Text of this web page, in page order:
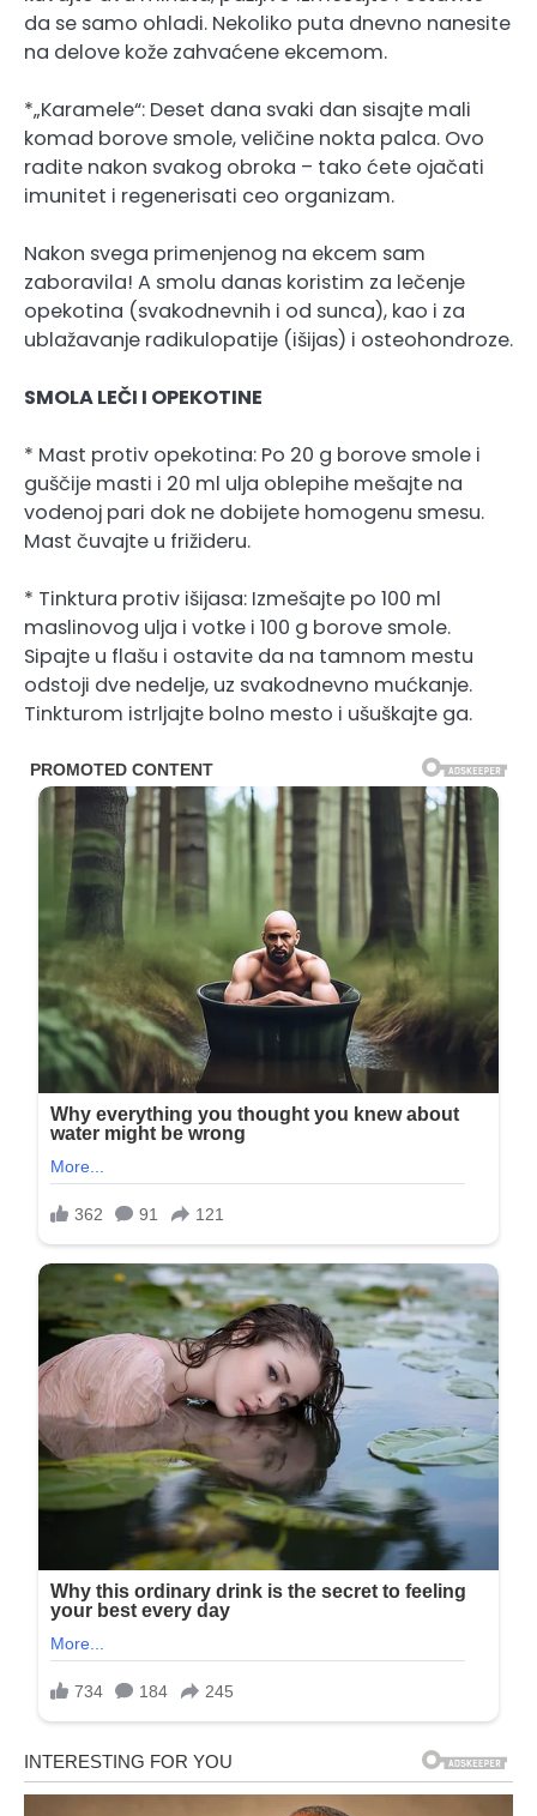
da se samo ohladi. Nekoliko puta dnevno nanesite
na delove kože zahvaćene ekcemom.
*„Karamele“: Deset dana svaki dan sisajte mali
komad borove smole, veličine nokta palca. Ovo
radite nakon svakog obroka – tako ćete ojačati
imunitet i regenerisati ceo organizam.
Nakon svega primenjenog na ekcem sam
zaboravila! A smolu danas koristim za lečenje
opekotina (svakodnevnih i od sunca), kao i za
ublažavanje radikulopatije (išijas) i osteohondroze.
SMOLA LEČI I OPEKOTINE
* Mast protiv opekotina: Po 20 g borove smole i
guščije masti i 20 ml ulja oblepihe mešajte na
vodenoj pari dok ne dobijete homogenu smesu.
Mast čuvajte u frižideru.
* Tinktura protiv išijasa: Izmešajte po 100 ml
maslinovog ulja i votke i 100 g borove smole.
Sipajte u flašu i ostavite da na tamnom mestu
odstoji dve nedelje, uz svakodnevno mućkanje.
Tinkturom istrljajte bolno mesto i ušuškajte ga.